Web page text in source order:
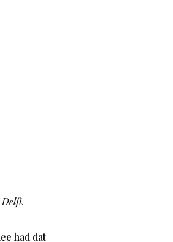
had dat